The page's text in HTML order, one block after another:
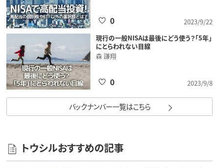
2023/9/22
0
現行の一般NISAは最後にどう使う？「5年」
にとらわれない目線
森 謙翔
2023/9/8
0
バックナンバー一覧はこちら
トウシルおすすめの記事